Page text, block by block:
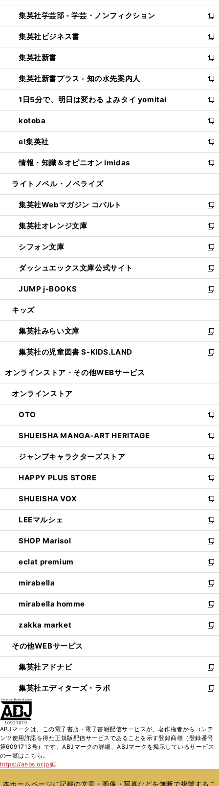
開
く
ウ
で
開
く
ン
ド
ウ
で
開
く
ウ
ィ
ン
ド
ウ
で
開
く
集英社学芸部 - 学芸・ノンフィクション
新
し
い
ウ
ィ
ン
ド
ウ
で
開
く
集英社ビジネス書
新
し
い
ウ
ィ
ン
ド
ウ
で
開
く
集英社新書
新
し
い
ウ
ィ
ン
ド
ウ
で
開
く
集英社新書プラス - 知の水先案内人
新
し
い
ウ
ィ
ン
ド
ウ
で
開
1日5分で、明日は変わる よみタイ yomitai
新
し
い
ウ
ィ
ン
ド
ウ
開
く
kotoba
新
し
い
ウ
ィ
ン
ウ
で
開
く
e!集英社
新
し
い
ウ
ン
ド
ウ
で
開
く
情報・知識＆オピニオン imidas
新
し
ウ
ィ
ン
ド
ウ
で
開
く
ライトノベル・ノベライズ
集英社Webマガジン コバルト
新
し
い
ウ
ィ
ン
ド
ウ
で
開
集英社オレンジ文庫
新
し
い
ウ
ィ
ン
ド
ウ
開
く
シフォン文庫
新
し
い
ウ
ィ
ン
ウ
で
開
く
ダッシュエックス文庫公式サイト
新
し
い
ウ
ン
ド
ウ
で
JUMP j-BOOKS
新
し
ウ
ィ
ン
ド
開
キッズ
集英社みらい文庫
新
し
い
ン
ウ
で
開
く
集英社の児童図書 S-KIDS.LAND
新
ウ
ン
ド
ウ
で
開
く
オンラインストア・ その他WEBサービス
オンラインストア
OTO
新
し
い
ウ
ィ
ン
ド
ウ
で
開
く
SHUEISHA MANGA-ART HERITAGE
新
し
い
ウ
ィ
ン
ド
ウ
で
開
く
ジャンプキャラクターズストア
新
し
い
ウ
ィ
ン
ド
ウ
で
開
く
HAPPY PLUS STORE
新
し
い
ウ
ィ
ン
ド
ウ
で
開
く
SHUEISHA VOX
新
し
い
ウ
ィ
ン
ド
ウ
で
開
く
LEEマルシェ
新
し
い
ウ
ィ
ン
ド
ウ
で
開
く
SHOP Marisol
新
し
い
ウ
ィ
ン
ド
ウ
で
開
eclat premium
新
し
い
ウ
ィ
ン
ド
ウ
開
く
mirabella
新
し
い
ウ
ィ
ン
ウ
で
開
く
mirabella homme
新
し
い
ウ
ン
ド
ウ
で
zakka market
新
し
ウ
ィ
ン
ド
く
その他WEBサービス
集英社アドナビ
新
し
い
ド
ウ
で
集英社エディターズ・ラボ
新
ィ
ン
ド
開
ABJマークは、この電子書店・電子書籍配信サービスが、著作権者からコンテ
ンツ使用許諾を得た正規版配信サービスであることを示す登録商標（登録番号
第6091713号）です。ABJマークの詳細、ABJマークを掲示しているサービス
の一覧はこちら。
https://aebs.or.jp/
新
い
本ホームページに記載の文章・画像・写真などを無断で複製するこ